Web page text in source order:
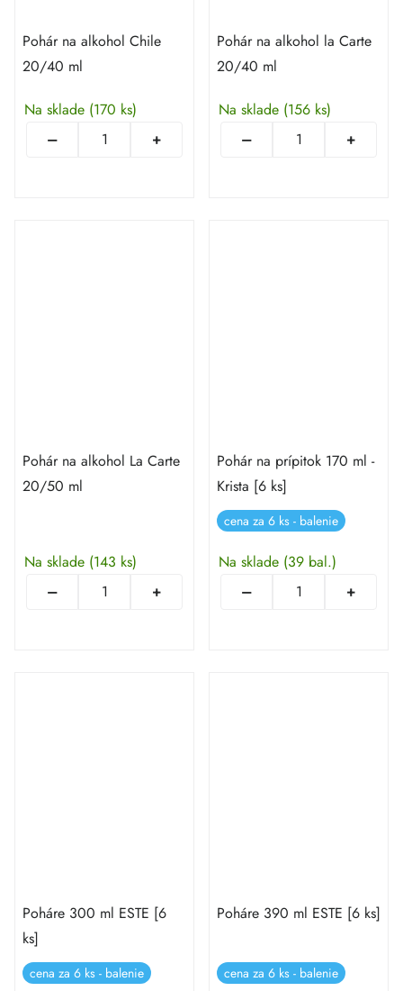
Pohár na alkohol Chile
20/40 ml
Na sklade (170 ks)
Pohár na alkohol la Carte
20/40 ml
Na sklade (156 ks)
Pohár na alkohol La Carte
20/50 ml
Na sklade (143 ks)
Pohár na prípitok 170 ml -
Krista [6 ks]
cena za 6 ks - balenie
Na sklade (39 bal.)
Poháre 300 ml ESTE [6
ks]
cena za 6 ks - balenie
Poháre 390 ml ESTE [6 ks]
cena za 6 ks - balenie